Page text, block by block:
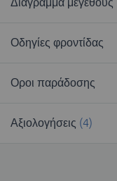
Οδηγίες φροντίδας
Οροι παράδοσης
Αξιολογήσεις 4